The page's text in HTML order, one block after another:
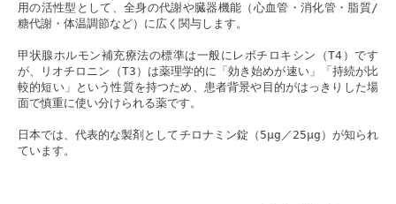
用の活性型として、全身の代謝や臓器機能（心血管・消化管・脂質/
糖代謝・体温調節など）に広く関与します。
甲状腺ホルモン補充療法の標準は一般にレボチロキシン（T4）です
が、リオチロニン（T3）は薬理学的に「効き始めが速い」「持続が比
較的短い」という性質を持つため、患者背景や目的がはっきりした場
面で慎重に使い分けられる薬です。
日本では、代表的な製剤としてチロナミン錠（5μg／25μg）が知られ
ています。